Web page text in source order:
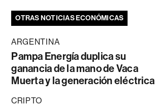
OTRAS NOTICIAS ECONÓMICAS
ARGENTINA
Pampa Energía duplica su
ganancia de la mano de Vaca
Muerta y la generación eléctrica
CRIPTO